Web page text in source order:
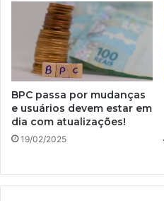
BPC passa por mudanças
e usuários devem estar em
dia com atualizações!
19/02/2025